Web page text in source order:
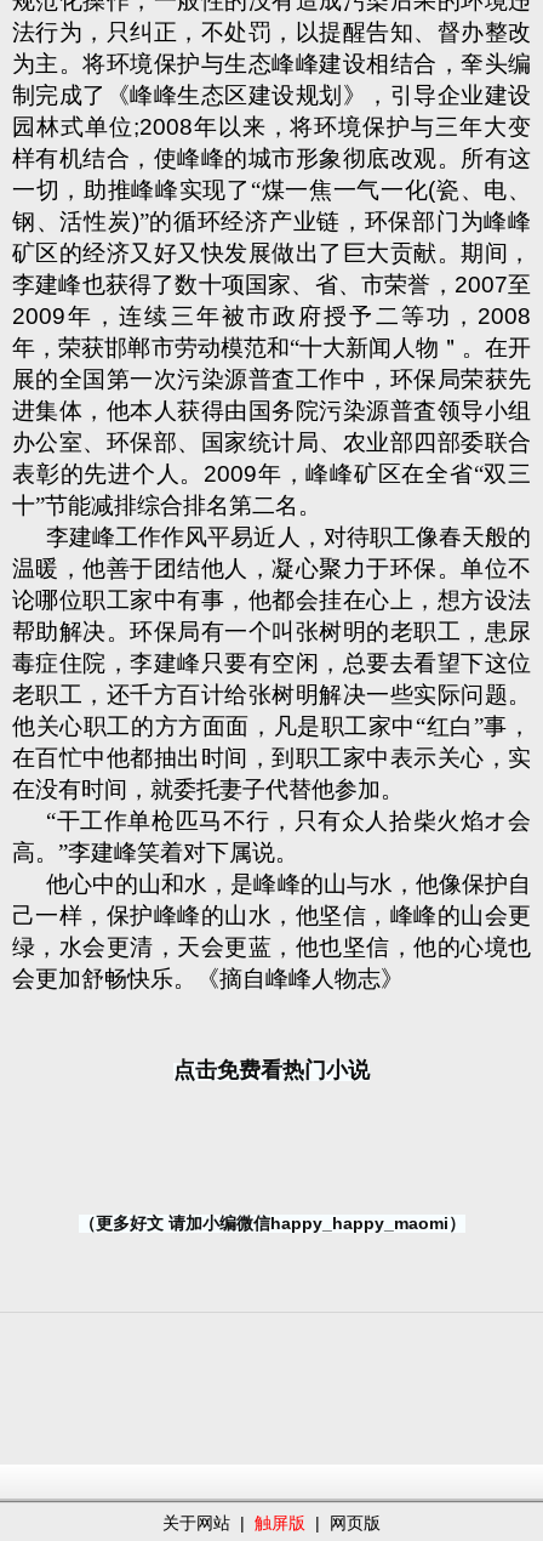
法行为，只纠正，不处罚，以提醒告知、督办整改
为主。将环境保护与生态峰峰建设相结合，羍头编
制完成了《峰峰生态区建设规划》，引导企业建设
园林式单位;2008年以来，将环境保护与三年大变
样有机结合，使峰峰的城市形象彻底改观。所有这
一切，助推峰峰实现了“煤一焦一气一化(瓷、电、
钢、活性炭)”的循环经济产业链，环保部门为峰峰
矿区的经济又好又快发展做出了巨大贡献。期间，
李建峰也获得了数十项国家、省、市荣誉， 2007至
2009年，连续三年被市政府授予二等功， 2008
年，荣获邯郸市劳动模范和“十大新闻人物＂。在开
展的全国第一次污染源普査工作中，环保局荣获先
进集体，他本人获得由国务院污染源普査领导小组
办公室、环保部、国家统计局、农业部四部委联合
表彰的先进个人。 2009年，峰峰矿区在全省“双三
十”节能减排综合排名第二名。
李建峰工作作风平易近人，对待职工像春天般的
温暖，他善于团结他人，凝心聚力于环保。单位不
论哪位职工家中有事，他都会挂在心上，想方设法
帮助解决。环保局有一个叫张树明的老职工，患尿
毒症住院，李建峰只要有空闲，总要去看望下这位
老职工，还千方百计给张树明解决一些实际问题。
他关心职工的方方面面，凡是职工家中“红白”事，
在百忙中他都抽出时间，到职工家中表示关心，实
在没有时间，就委托妻子代替他参加。
“干工作单枪匹马不行，只有众人拾柴火焰オ会
高。”李建峰笑着对下属说。
他心中的山和水，是峰峰的山与水，他像保护自
己一样，保护峰峰的山水，他坚信，峰峰的山会更
绿，水会更清，天会更蓝，他也坚信，他的心境也
会更加舒畅快乐。《摘自峰峰人物志》
点击免费看热门小说
（更多好文 请加小编微信happy_happy_maomi）
关于网站 | 触屏版 | 网页版